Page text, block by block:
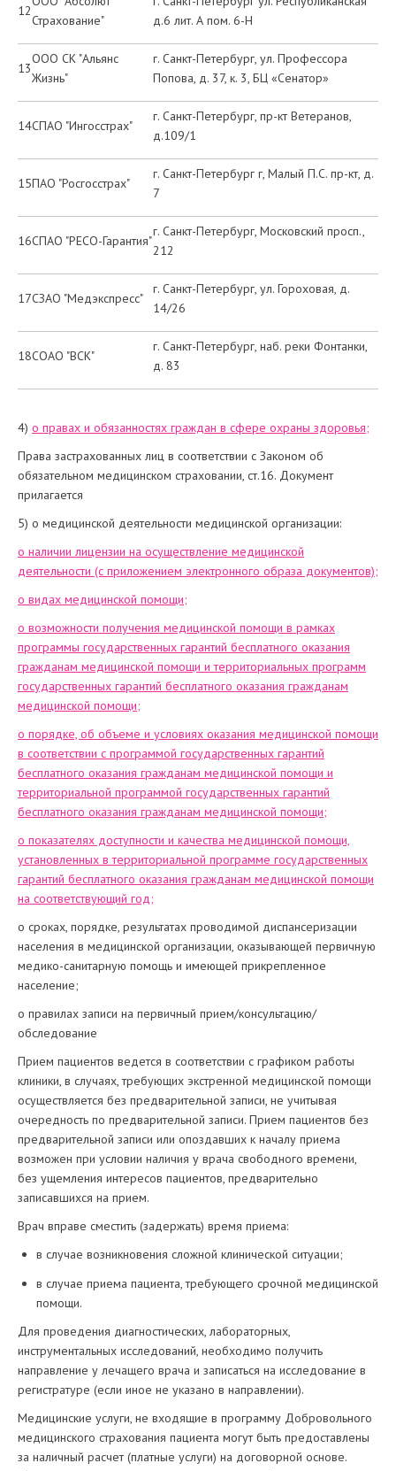
12
Страхование"
д.6 лит. А пом. 6-Н
13
ООО СК "Альянс
Жизнь"
г. Санкт-Петербург, ул. Профессора
Попова, д. 37, к. 3, БЦ «Сенатор»
14СПАО "Ингосстрах"
г. Санкт-Петербург, пр-кт Ветеранов,
д.109/1
15ПАО "Росгосстрах"
г. Санкт-Петербург г, Малый П.С. пр-кт, д.
7
16СПАО "РЕСО-Гарантия"
г. Санкт-Петербург, Московский просп.,
212
17СЗАО "Медэкспресс"
г. Санкт-Петербург, ул. Гороховая, д.
14/26
18СОАО "ВСК"
г. Санкт-Петербург, наб. реки Фонтанки,
д. 83
4) о правах и обязанностях граждан в сфере охраны здоровья;
Права застрахованных лиц в соответствии с Законом об
обязательном медицинском страховании, ст.16. Документ
прилагается
5) о медицинской деятельности медицинской организации:
о наличии лицензии на осуществление медицинской
деятельности (с приложением электронного образа документов);
о видах медицинской помощи;
о возможности получения медицинской помощи в рамках
программы государственных гарантий бесплатного оказания
гражданам медицинской помощи и территориальных программ
государственных гарантий бесплатного оказания гражданам
медицинской помощи;
о порядке, об объеме и условиях оказания медицинской помощи
в соответствии с программой государственных гарантий
бесплатного оказания гражданам медицинской помощи и
территориальной программой государственных гарантий
бесплатного оказания гражданам медицинской помощи;
о показателях доступности и качества медицинской помощи,
установленных в территориальной программе государственных
гарантий бесплатного оказания гражданам медицинской помощи
на соответствующий год;
о сроках, порядке, результатах проводимой диспансеризации
населения в медицинской организации, оказывающей первичную
медико-санитарную помощь и имеющей прикрепленное
население;
о правилах записи на первичный прием/консультацию/
обследование
Прием пациентов ведется в соответствии с графиком работы
клиники, в случаях, требующих экстренной медицинской помощи
осуществляется без предварительной записи, не учитывая
очередность по предварительной записи. Прием пациентов без
предварительной записи или опоздавших к началу приема
возможен при условии наличия у врача свободного времени,
без ущемления интересов пациентов, предварительно
записавшихся на прием.
Врач вправе сместить (задержать) время приема:
в случае возникновения сложной клинической ситуации;
в случае приема пациента, требующего срочной медицинской
помощи.
Для проведения диагностических, лабораторных,
инструментальных исследований, необходимо получить
направление у лечащего врача и записаться на исследование в
регистратуре (если иное не указано в направлении).
Медицинские услуги, не входящие в программу Добровольного
медицинского страхования пациента могут быть предоставлены
за наличный расчет (платные услуги) на договорной основе.